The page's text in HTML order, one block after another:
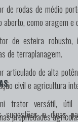
de rodas de médio
aberto, como aragem e
de esteira robusto,
de terraplanagem.
articulado de alta
civil e agricultura
trator versátil, útil
propriedades
sugestões e dicas